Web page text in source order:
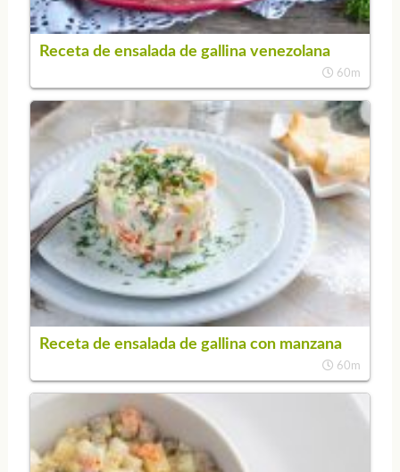
Receta de ensalada de gallina venezolana
60m
Receta de ensalada de gallina con manzana
60m